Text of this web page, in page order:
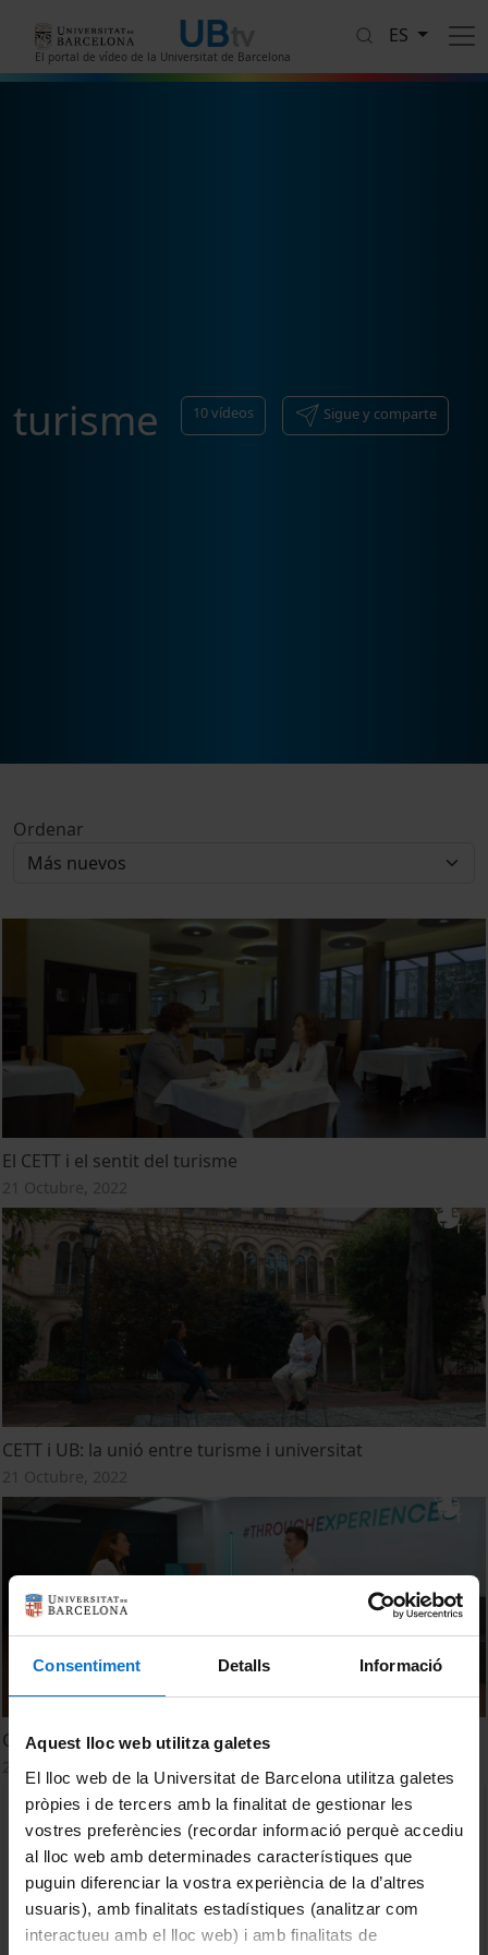
Consentiment Detalls Informació
Aquest lloc web utilitza galetes
El lloc web de la Universitat de Barcelona utilitza galetes
pròpies i de tercers amb la finalitat de gestionar les
vostres preferències (recordar informació perquè accediu
al lloc web amb determinades característiques que
puguin diferenciar la vostra experiència de la d’altres
usuaris), amb finalitats estadístiques (analitzar com
interactueu amb el lloc web) i amb finalitats de
El portal de vídeo de la Universitat de Barcelona
ES
turisme 10vídeos Sigue y comparte
Ordenar
El CETT i el sentit del turisme
21 Octubre, 2022
CETT i UB: la unió entre turisme i universitat
21 Octubre, 2022
CETT-UB. Present i futur del sector: parlen els Alumni